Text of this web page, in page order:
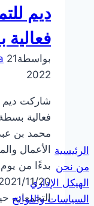
الرئيسية
من نحن
الهيكل الإداري
السياسات واللوائح
ديم
بواسطة21 نوفمبر، 2021
2022
شاركت ديم
فعالية
محمد بن
الأعمال
التجمعات